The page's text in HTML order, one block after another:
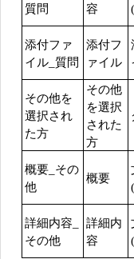
質問
容
添付ファ
イル_質問
添付フ
ァイル
その他を
選択され
た方
その他
を選択
された
方
概要_その
他
概要
詳細内容_
その他
詳細内
容